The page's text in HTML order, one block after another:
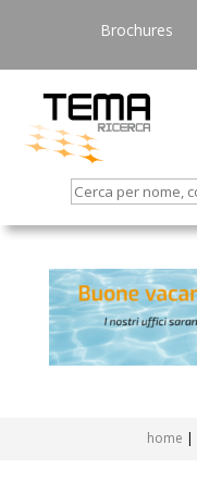
Brochures
Search
for:
home |